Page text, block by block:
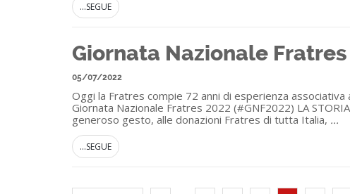
...SEGUE
Giornata Nazionale
05/07/2022
Oggi la Fratres compie 72 anni di esperienza
Giornata Nazionale Fratres 2022 (#GNF2022) LA
generoso gesto, alle donazioni Fratres di tutta Italia, ...
...SEGUE